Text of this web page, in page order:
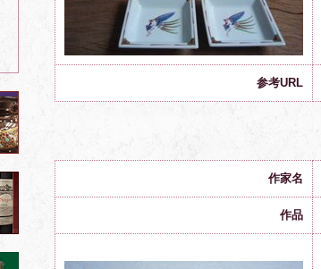
参考URL
作家名
作品